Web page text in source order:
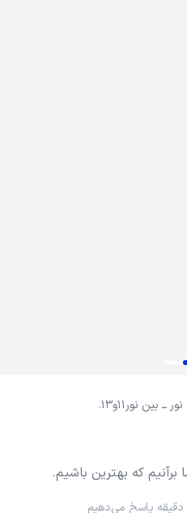
ــ بین نور11و13.
که بهترین باشیم.